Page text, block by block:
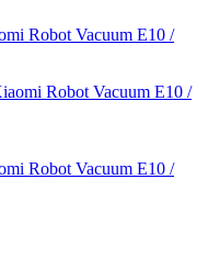
Robot Vacuum E10 /
Robot Vacuum E10 /